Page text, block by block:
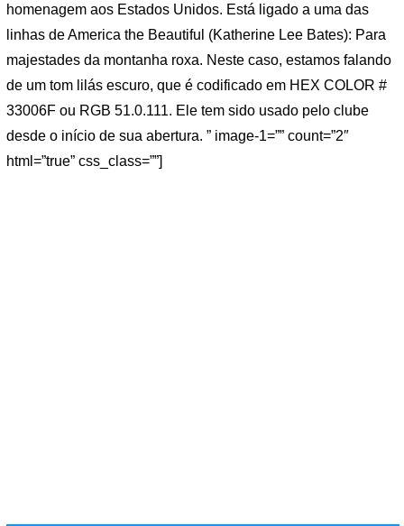
homenagem aos Estados Unidos. Está ligado a uma das
linhas de America the Beautiful (Katherine Lee Bates): Para
majestades da montanha roxa. Neste caso, estamos falando
de um tom lilás escuro, que é codificado em HEX COLOR #
33006F ou RGB 51.0.111. Ele tem sido usado pelo clube
desde o início de sua abertura. ” image-1=”” count=”2″
html=”true” css_class=””]